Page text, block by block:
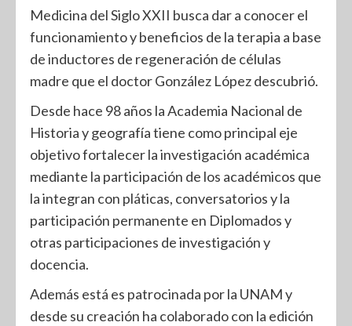
Medicina del Siglo XXII busca dar a conocer el
funcionamiento y beneficios de la terapia a base
de inductores de regeneración de células
madre que el doctor González López descubrió.
Desde hace 98 años la Academia Nacional de
Historia y geografía tiene como principal eje
objetivo fortalecer la investigación académica
mediante la participación de los académicos que
la integran con pláticas, conversatorios y la
participación permanente en Diplomados y
otras participaciones de investigación y
docencia.
Además está es patrocinada por la UNAM y
desde su creación ha colaborado con la edición